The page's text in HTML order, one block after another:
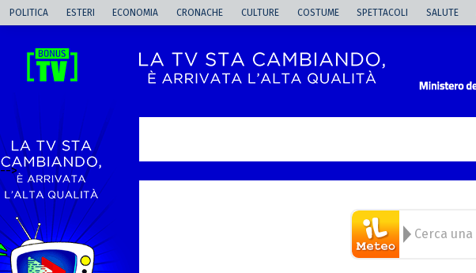
POLITICA ESTERI ECONOMIA CRONACHE CULTURE COSTUME SPETTACOLI SALUTE
-->